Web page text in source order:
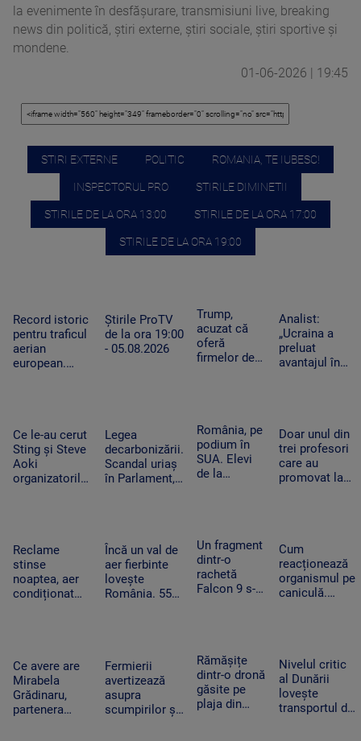
la evenimente în desfășurare, transmisiuni live, breaking
news din politică, știri externe, știri sociale, știri sportive și
mondene.
01-06-2026 | 19:45
STIRI EXTERNE POLITIC ROMANIA, TE IUBESC!
INSPECTORUL PRO STIRILE DIMINETII
STIRILE DE LA ORA 13:00 STIRILE DE LA ORA 17:00
STIRILE DE LA ORA 19:00
Record istoric
pentru traficul
aerian
european.
România
Știrile ProTV
de la ora 19:00
- 05.08.2026
Trump,
acuzat că
oferă
firmelor de
postările
care pot
mișca
piețele
Analist:
„Ucraina a
preluat
avantajul în
Cum schimbă
acest lucru
războiul
Ce le-au cerut
Sting și Steve
Aoki
organizatorilor
Legea
decarbonizării.
Scandal uriaș
în Parlament,
cărbune
România, pe
podium în
SUA. Elevi
de la
de medalii la
Olimpiada
NEO
Science
Doar unul din
trei profesori
care au
promovat la
Reclame
stinse
noaptea, aer
condiționat
ore de vârf.
Cum
economisesc
magazinele
Încă un val de
aer fierbinte
lovește
România. 55
„Aerul devine
irespirabil”
Un fragment
dintr-o
rachetă
Falcon 9 s-a
știință după
impact
Cum
reacționează
organismul pe
caniculă.
Cum ne
protejăm
Ce avere are
Mirabela
Grădinaru,
partenera
Fermierii
avertizează
asupra
scumpirilor și
Rămășițe
dintr-o dronă
găsite pe
plaja din
Nivelul critic
al Dunării
lovește
transportul de